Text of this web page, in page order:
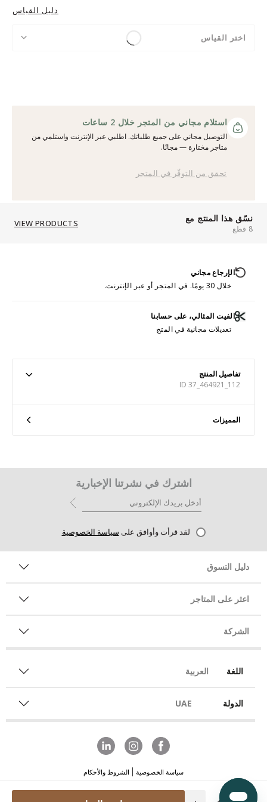
دليل القياس
اختر القياس
Quantity
استلام مجاني من المتجر خلال 2 ساعات
التوصيل مجاني على جميع طلباتك. اطلبي عبر الإنترنت واستلمي من
متاجر مختارة — مجانًا.
تحقق من التوفّر في المتجر
نسّق هذا المنتج مع
8 قطع
VIEW PRODUCTS
الإرجاع مجاني
خلال 30 يومًا. في المتجر أو عبر الإنترنت.
الفيت المثالي، على حسابنا
تعديلات مجانية في المتج
تفاصيل المنتج
ID 37_464921_112
المميزات
اشترك في نشرتنا الإخبارية
لقد قرأت وأوافق على سياسة الخصوصية
دليل التسوق
اعثر على المتاجر
الشركة
اللغة العربية
الدولة UAE
سياسة الخصوصية الشروط والأحكام